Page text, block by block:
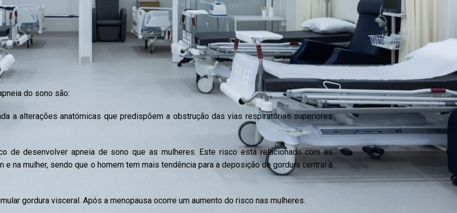
do sono são:
a alterações anatómicas que predispõem a obstrução das vias respiratórias superiores
de desenvolver apneia de sono que as mulheres. Este risco está relacionado com as
na mulher, sendo que o homem tem mais tendência para a deposição de gordura central à
gordura visceral. Após a menopausa ocorre um aumento do risco nas mulheres.